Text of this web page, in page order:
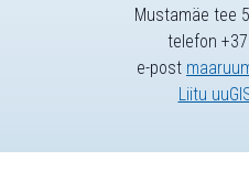
Mustamäe tee
telefon
e-post
Liitu